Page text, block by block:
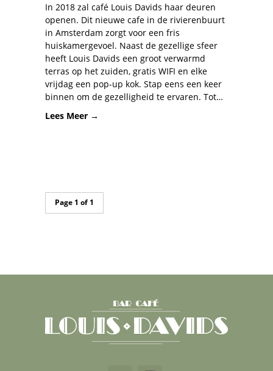
In 2018 zal café Louis Davids haar deuren
openen. Dit nieuwe cafe in de rivierenbuurt
in Amsterdam zorgt voor een fris
huiskamergevoel. Naast de gezellige sfeer
heeft Louis Davids een groot verwarmd
terras op het zuiden, gratis WIFI en elke
vrijdag een pop-up kok. Stap eens een keer
binnen om de gezelligheid te ervaren. Tot…
Lees Meer →
Page 1 of 1